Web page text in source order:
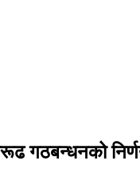
गठबन्धनको